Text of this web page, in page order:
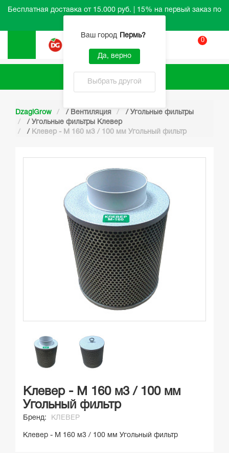
Бесплатная доставка от 15.000 руб. | 15% на первый заказ по
Ваш город Пермь?
Да, верно
Выбрать другой
0
Каталог
DzagiGrow / Вентиляция / Угольные фильтры
/ Угольные фильтры Клевер
/ Клевер - М 160 м3 / 100 мм Угольный фильтр
Клевер - М 160 м3 / 100 мм
Угольный фильтр
Бренд: КЛЕВЕР
Клевер - М 160 м3 / 100 мм Угольный фильтр